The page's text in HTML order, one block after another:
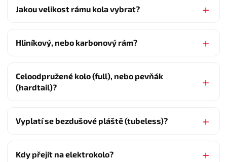
Jakou velikost rámu kola vybrat?
Hliníkový, nebo karbonový rám?
Celoodpružené kolo (full), nebo pevňák
(hardtail)?
Vyplatí se bezdušové pláště (tubeless)?
Kdy přejít na elektrokolo?